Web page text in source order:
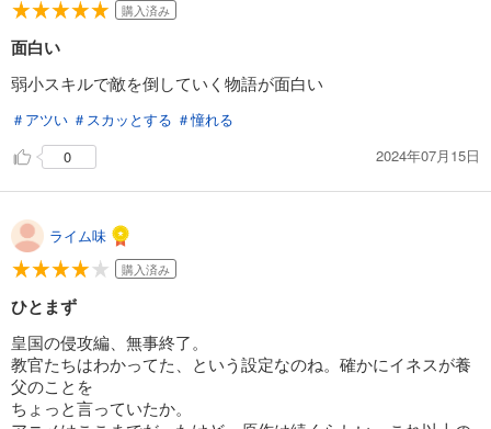
購入済み
面白い
弱小スキルで敵を倒していく物語が面白い
＃アツい ＃スカッとする ＃憧れる
0
2024年07月15日
ライム味
購入済み
ひとまず
皇国の侵攻編、無事終了。
教官たちはわかってた、という設定なのね。確かにイネスが養
父のことを
ちょっと言っていたか。